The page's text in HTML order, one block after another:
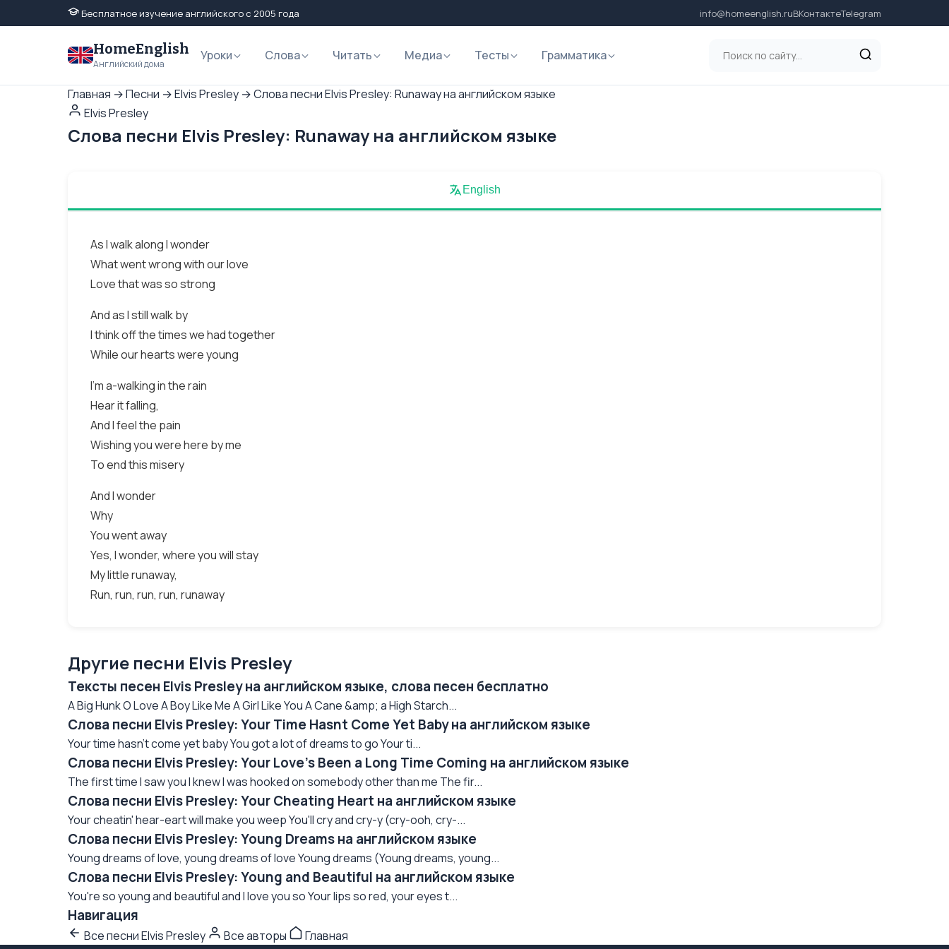
Бесплатное изучение английского с 2005 года info@homeenglish.ruВКонтактеTelegram
HomeEnglish
Английский дома
Уроки Слова Читать Медиа Тесты Грамматика
Главная →Песни →Elvis Presley →Слова песни Elvis Presley: Runaway на английском языке
Elvis Presley
Слова песни Elvis Presley: Runaway на английском языке
English
As I walk along I wonder
What went wrong with our love
Love that was so strong
And as I still walk by
I think off the times we had together
While our hearts were young
I'm a-walking in the rain
Hear it falling,
And I feel the pain
Wishing you were here by me
To end this misery
And I wonder
Why
You went away
Yes, I wonder, where you will stay
My little runaway,
Run, run, run, run, runaway
Другие песни Elvis Presley
Тексты песен Elvis Presley на английском языке, слова песен бесплатно
A Big Hunk O Love A Boy Like Me A Girl Like You A Cane &amp; a High Starch...
Слова песни Elvis Presley: Your Time Hasnt Come Yet Baby на английском языке
Your time hasn't come yet baby You got a lot of dreams to go Your ti...
Слова песни Elvis Presley: Your Love’s Been a Long Time Coming на английском языке
The first time I saw you I knew I was hooked on somebody other than me The fir...
Слова песни Elvis Presley: Your Cheating Heart на английском языке
Your cheatin' hear-eart will make you weep You'll cry and cry-y (cry-ooh, cry-...
Слова песни Elvis Presley: Young Dreams на английском языке
Young dreams of love, young dreams of love Young dreams (Young dreams, young...
Слова песни Elvis Presley: Young and Beautiful на английском языке
You're so young and beautiful and I love you so Your lips so red, your eyes t...
Навигация
Все песни Elvis Presley Все авторы Главная